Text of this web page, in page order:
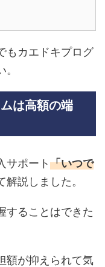
もカエドキプログ
は高額の端
サポート 「いつで
解説しました。
することはできた
額が抑えられて気